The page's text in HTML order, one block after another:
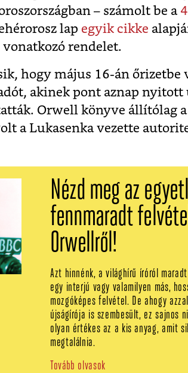
– számolt be a
lap egyik cikke
rendelet.
hogy május 16-án őrizetbe
akinek pont aznap nyitott
Orwell könyve állítólag
a Lukasenka vezette
Nézd meg az
fennmaradt
Orwellről!
Azt hinnénk, a világhírű íróról
egy interjú vagy valamilyen más,
mozgóképes felvétel. De ahogy
újságírója is szembesült, ez sajnos
olyan értékes az a kis anyag, amit
megtalálnia.
Tovább olvasok